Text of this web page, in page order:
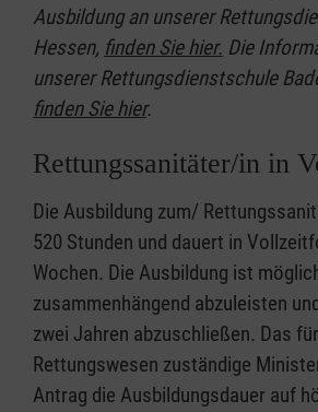
Ausbildung an unserer
Hessen, finden Sie hier. Die
unserer Rettungsdienstschule
finden Sie hier.
Rettungssanitäter/in in
Die Ausbildung zum/
520 Stunden und dauert in
Wochen. Die Ausbildung ist
zusammenhängend abzuleisten
zwei Jahren abzuschließen. Das
Rettungswesen zuständige
Antrag die Ausbildungsdauer auf